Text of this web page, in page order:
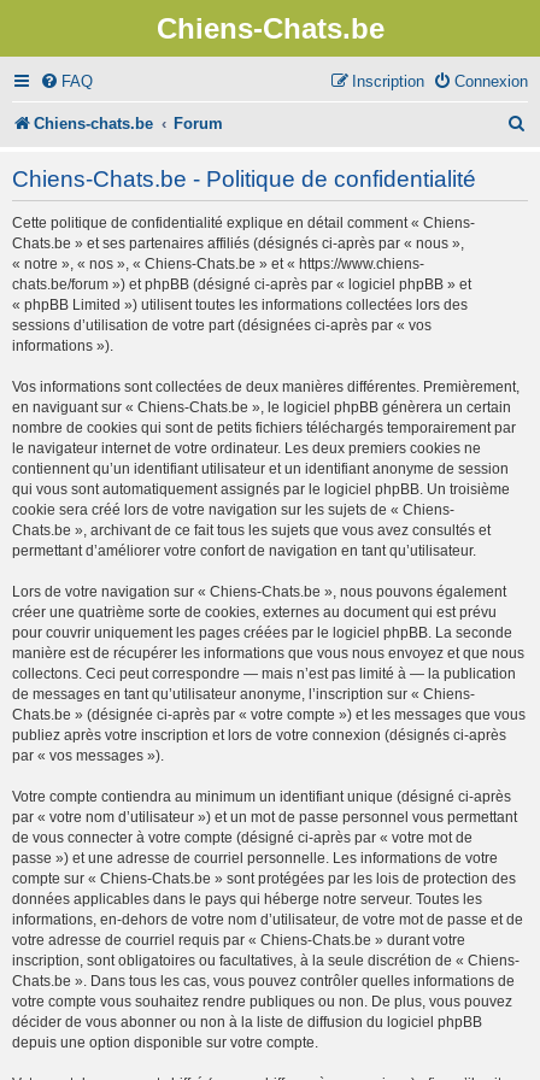
Chiens-Chats.be
FAQ Connexion
Inscription
Chiens-chats.be Forum
Chiens-Chats.be - Politique de confidentialité
Cette politique de confidentialité explique en détail comment « Chiens-
Chats.be » et ses partenaires affiliés (désignés ci-après par « nous »,
« notre », « nos », « Chiens-Chats.be » et « https://www.chiens-
chats.be/forum ») et phpBB (désigné ci-après par « logiciel phpBB » et
« phpBB Limited ») utilisent toutes les informations collectées lors des
sessions d’utilisation de votre part (désignées ci-après par « vos
informations »).
Vos informations sont collectées de deux manières différentes. Premièrement,
en naviguant sur « Chiens-Chats.be », le logiciel phpBB génèrera un certain
nombre de cookies qui sont de petits fichiers téléchargés temporairement par
le navigateur internet de votre ordinateur. Les deux premiers cookies ne
contiennent qu’un identifiant utilisateur et un identifiant anonyme de session
qui vous sont automatiquement assignés par le logiciel phpBB. Un troisième
cookie sera créé lors de votre navigation sur les sujets de « Chiens-
Chats.be », archivant de ce fait tous les sujets que vous avez consultés et
permettant d’améliorer votre confort de navigation en tant qu’utilisateur.
Lors de votre navigation sur « Chiens-Chats.be », nous pouvons également
créer une quatrième sorte de cookies, externes au document qui est prévu
pour couvrir uniquement les pages créées par le logiciel phpBB. La seconde
manière est de récupérer les informations que vous nous envoyez et que nous
collectons. Ceci peut correspondre — mais n’est pas limité à — la publication
de messages en tant qu’utilisateur anonyme, l’inscription sur « Chiens-
Chats.be » (désignée ci-après par « votre compte ») et les messages que vous
publiez après votre inscription et lors de votre connexion (désignés ci-après
par « vos messages »).
Votre compte contiendra au minimum un identifiant unique (désigné ci-après
par « votre nom d’utilisateur ») et un mot de passe personnel vous permettant
de vous connecter à votre compte (désigné ci-après par « votre mot de
passe ») et une adresse de courriel personnelle. Les informations de votre
compte sur « Chiens-Chats.be » sont protégées par les lois de protection des
données applicables dans le pays qui héberge notre serveur. Toutes les
informations, en-dehors de votre nom d’utilisateur, de votre mot de passe et de
votre adresse de courriel requis par « Chiens-Chats.be » durant votre
inscription, sont obligatoires ou facultatives, à la seule discrétion de « Chiens-
Chats.be ». Dans tous les cas, vous pouvez contrôler quelles informations de
votre compte vous souhaitez rendre publiques ou non. De plus, vous pouvez
décider de vous abonner ou non à la liste de diffusion du logiciel phpBB
depuis une option disponible sur votre compte.